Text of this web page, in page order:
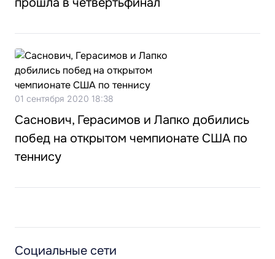
01 сентября 2020 18:38
Саснович, Герасимов и Лапко добились
побед на открытом чемпионате США по
теннису
Социальные сети